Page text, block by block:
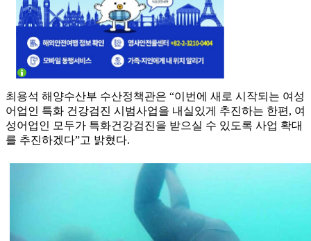
최용석 해양수산부 수산정책관은 “이번에 새로 시작되는 여성
어업인 특화 건강검진 시범사업을 내실있게 추진하는 한편, 여
성어업인 모두가 특화건강검진을 받으실 수 있도록 사업 확대
를 추진하겠다”고 밝혔다.